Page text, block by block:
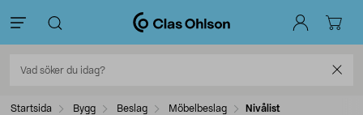
Startsida Bygg Beslag Möbelbeslag Nivålist